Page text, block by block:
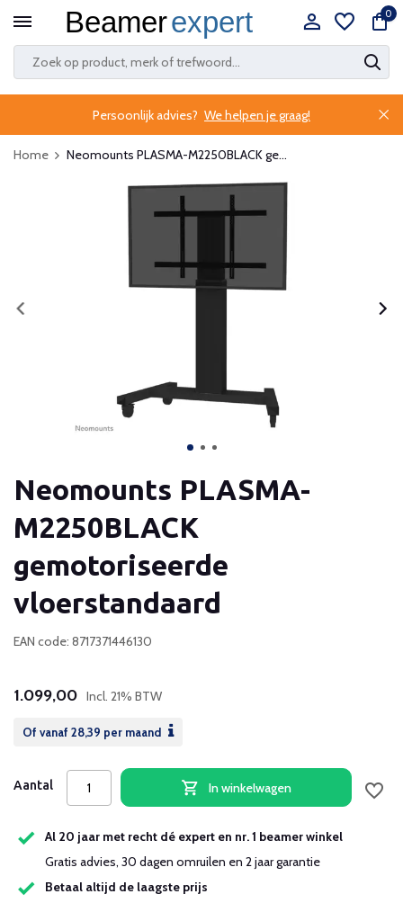
0
Persoonlijk advies? We helpen je graag!
Home Neomounts PLASMA-M2250BLACK ge...
Neomounts PLASMA-
M2250BLACK
gemotoriseerde
vloerstandaard
EAN code: 8717371446130
1.099,00 Incl. 21% BTW
Of vanaf 28,39 per maand
Aantal In winkelwagen
Al 20 jaar met recht dé expert en nr. 1 beamer winkel
Gratis advies, 30 dagen omruilen en 2 jaar garantie
Betaal altijd de laagste prijs